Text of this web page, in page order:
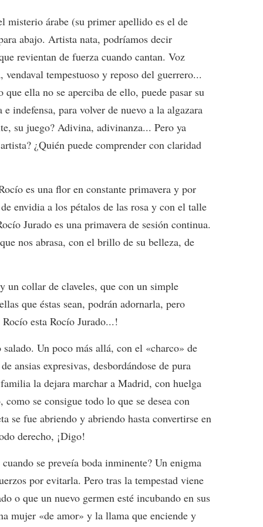
misterio árabe (su primer apellido es el de
abajo. Artista nata, podríamos decir
revientan de fuerza cuando cantan. Voz
tempestuoso y reposo del guerrero...
ella no se aperciba de ello, puede pasar su
indefensa, para volver de nuevo a la algazara
su juego? Adivina, adivinanza... Pero ya
¿Quién puede comprender con claridad
es una flor en constante primavera y por
envidia a los pétalos de las rosa y con el talle
Jurado es una primavera de sesión continua.
nos abrasa, con el brillo de su belleza, de
un collar de claveles, que con un simple
que éstas sean, podrán adornarla, pero
esta Rocío Jurado...!
Un poco más allá, con el «charco» de
ansias expresivas, desbordándose de pura
la dejara marchar a Madrid, con huelga
se consigue todo lo que se desea con
se fue abriendo y abriendo hasta convertirse en
derecho, ¡Digo!
se preveía boda inminente? Un enigma
por evitarla. Pero tras la tempestad viene
o que un nuevo germen esté incubando en sus
mujer «de amor» y la llama que enciende y